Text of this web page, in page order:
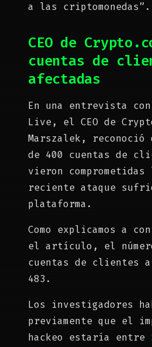
a las criptomonedas”.
CEO de
cuentas de
afectadas
En una entrevista con
Live, el CEO de
Marszalek, reconoció
de 400 cuentas de
vieron comprometidas
reciente ataque
plataforma.
Como explicamos a
el artículo, el
cuentas de clientes
483.
Los investigadores
previamente que el
hackeo estaría entre